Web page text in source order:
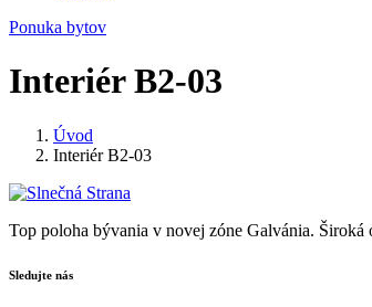
Ponuka bytov
Interiér B2-03
Úvod
Interiér B2-03
Top poloha bývania v novej zóne Galvánia.
Sledujte nás